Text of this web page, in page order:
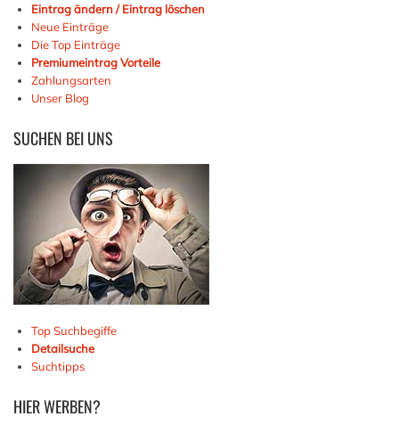
Eintrag ändern / Eintrag löschen
Neue Einträge
Die Top Einträge
Premiumeintrag Vorteile
Zahlungsarten
Unser Blog
SUCHEN BEI UNS
Top Suchbegiffe
Detailsuche
Suchtipps
HIERWERBEN?